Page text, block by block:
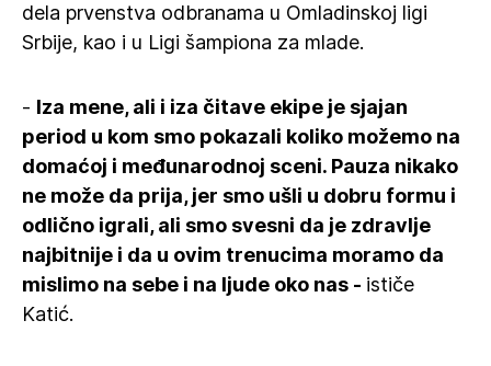
dela prvenstva odbranama u Omladinskoj ligi
Srbije, kao i u Ligi šampiona za mlade.
- Iza mene, ali i iza čitave ekipe je sjajan
period u kom smo pokazali koliko možemo na
domaćoj i međunarodnoj sceni. Pauza nikako
ne može da prija, jer smo ušli u dobru formu i
odlično igrali, ali smo svesni da je zdravlje
najbitnije i da u ovim trenucima moramo da
mislimo na sebe i na ljude oko nas - ističe
Katić.